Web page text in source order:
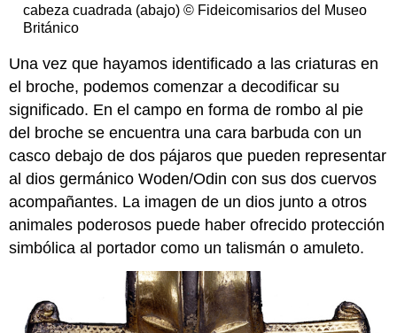
cabeza cuadrada (abajo) © Fideicomisarios del Museo
Británico
Una vez que hayamos identificado a las criaturas en
el broche, podemos comenzar a decodificar su
significado. En el campo en forma de rombo al pie
del broche se encuentra una cara barbuda con un
casco debajo de dos pájaros que pueden representar
al dios germánico Woden/Odin con sus dos cuervos
acompañantes. La imagen de un dios junto a otros
animales poderosos puede haber ofrecido protección
simbólica al portador como un talismán o amuleto.